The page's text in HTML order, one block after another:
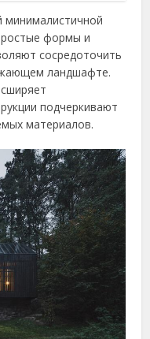
минималистичной
формы и
сосредоточить
ландшафте.
подчеркивают
материалов.